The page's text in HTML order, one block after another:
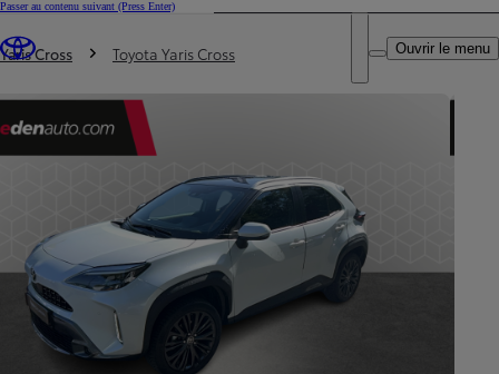
Passer au contenu suivant (Press Enter)
Trouvez un partenaire Toyota
DEALER NAME
Ouvrir le menu
Vous êtes ici
Yaris Cross Toyota Yaris Cross